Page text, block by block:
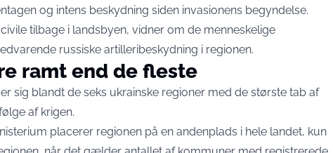
og intens beskydning siden invasionens begyndelse.
tilbage i landsbyen, vidner om de menneskelige
russiske artilleribeskydning i regionen.
ramt end de fleste
sig blandt de seks ukrainske regioner med de største tab af
af krigen.
placerer regionen på en andenplads i hele landet, kun